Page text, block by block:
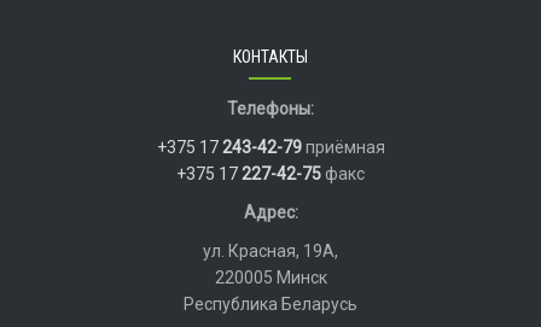
КОНТАКТЫ
Телефоны:
+375 17243-42-79приёмная
+375 17227-42-75факс
Адрес:
ул. Красная, 19А,
220005 Минск
Республика Беларусь